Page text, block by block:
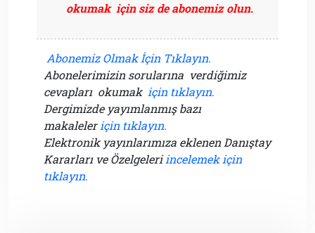
okumak için siz de abonemiz olun.
Abonemiz Olmak İçin Tıklayın.
Abonelerimizin sorularına verdiğimiz
cevapları okumak için tıklayın.
Dergimizde yayımlanmış bazı
makaleleriçin tıklayın.
Elektronik yayınlarımıza eklenen Danıştay
Kararları ve Özelgeleriincelemek için
tıklayın.